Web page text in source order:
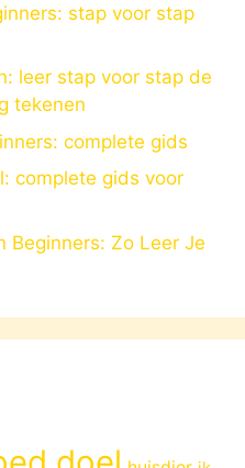
stap voor stap
leer stap voor stap de
tekenen
complete gids
complete gids voor
Beginners: Zo Leer Je